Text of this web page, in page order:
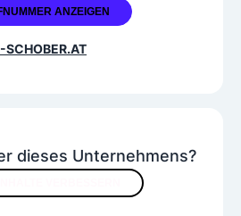
dieses Unternehmens?
ANZEIGEN
SCHOBER.AT